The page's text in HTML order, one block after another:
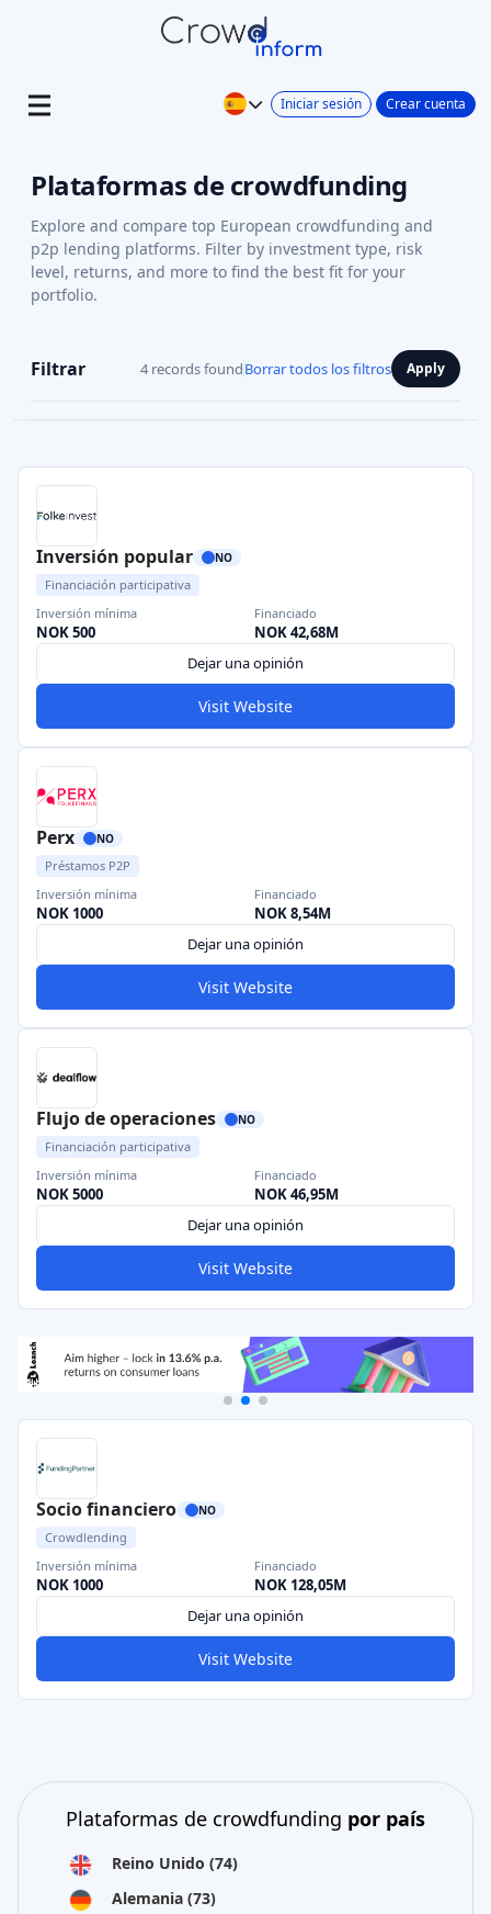
Iniciar sesión Crear cuenta
Plataformas de crowdfunding
Explore and compare top European crowdfunding and
p2p lending platforms. Filter by investment type, risk
level, returns, and more to find the best fit for your
portfolio.
Filtrar 4 records foundBorrar todos los filtros Apply
Inversión popular NO
Financiación participativa
Inversión mínima
NOK 500
Financiado
NOK 42,68M
Dejar una opinión
Visit Website
Perx NO
Préstamos P2P
Inversión mínima
NOK 1000
Financiado
NOK 8,54M
Dejar una opinión
Visit Website
Flujo de operaciones NO
Financiación participativa
Inversión mínima
NOK 5000
Financiado
NOK 46,95M
Dejar una opinión
Visit Website
Socio financiero NO
Crowdlending
Inversión mínima
NOK 1000
Financiado
NOK 128,05M
Dejar una opinión
Visit Website
Plataformas de crowdfunding por país
Reino Unido (74)
Alemania (73)